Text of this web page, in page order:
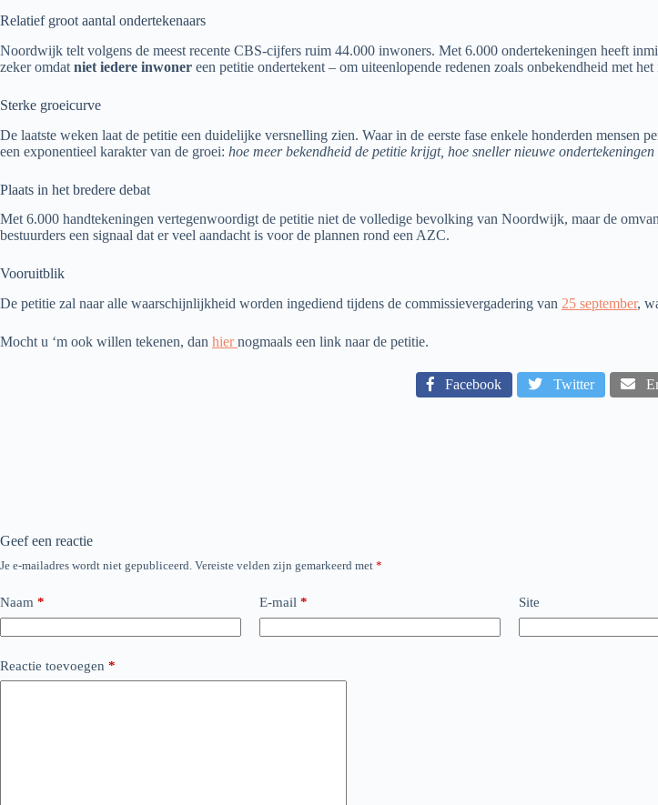
Relatief groot aantal ondertekenaars
Noordwijk telt volgens de meest recente CBS-cijfers ruim 44.000 inwoners. Met 6.000 ondertekeningen heeft
zeker omdat niet iedere inwoner een petitie ondertekent – om uiteenlopende redenen zoals onbekendheid met
Sterke groeicurve
De laatste weken laat de petitie een duidelijke versnelling zien. Waar in de eerste fase enkele honderden
een exponentieel karakter van de groei: hoe meer bekendheid de petitie krijgt, hoe sneller nieuwe ondertekeningen
Plaats in het bredere debat
Met 6.000 handtekeningen vertegenwoordigt de petitie niet de volledige bevolking van Noordwijk, maar de
bestuurders een signaal dat er veel aandacht is voor de plannen rond een AZC.
Vooruitblik
De petitie zal naar alle waarschijnlijkheid worden ingediend tijdens de commissievergadering van 25 september,
Mocht u ‘m ook willen tekenen, dan hiernogmaals een link naar de petitie.
Facebook Twitter
Geef een reactie
Je e-mailadres wordt niet gepubliceerd. Vereiste velden zijn gemarkeerd met *
Naam * E-mail * Site
Reactie toevoegen *